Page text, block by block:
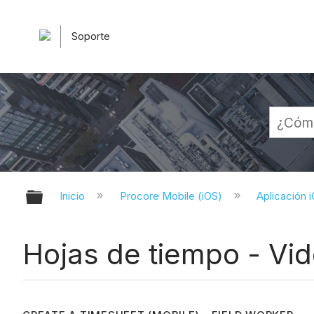
Soporte
Expandir/contraer jerarquía
Inicio Procore Mobile (iOS) Aplicación
Hojas de tiempo -